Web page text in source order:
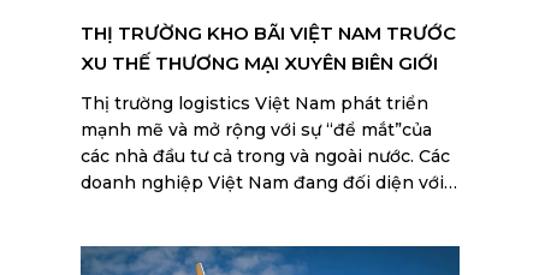
THỊ TRƯỜNG KHO BÃI VIỆT NAM TRƯỚC
XU THẾ THƯƠNG MẠI XUYÊN BIÊN GIỚI
Thị trường logistics Việt Nam phát triển
mạnh mẽ và mở rộng với sự “để mắt”của
các nhà đầu tư cả trong và ngoài nước. Các
doanh nghiệp Việt Nam đang đối diện với